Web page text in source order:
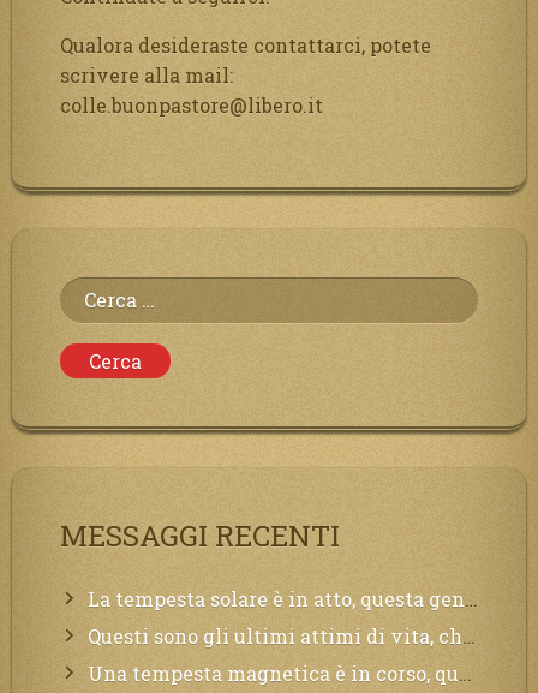
Qualora desideraste contattarci, potete
scrivere alla mail:
colle.buonpastore@libero.it
Ricerca
per:
MESSAGGI RECENTI
La tempesta solare è in atto, questa generazione soffrirà molto, la Terra arderà, l’acqua sarà contaminata, il cibo non sarà più nelle vostre mense.
Questi sono gli ultimi attimi di vita, chi si vuole salvare Mi chiami in suo aiuto.
Una tempesta magnetica è in corso, questa generazione patirà. Il black out non tarderà ad arrivare e tutta la Terra sarà oscurata.